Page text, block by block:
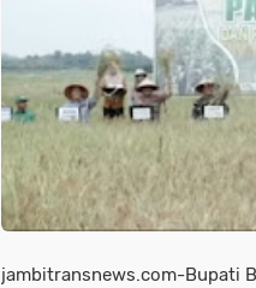
jambitransnews.com-Bupati